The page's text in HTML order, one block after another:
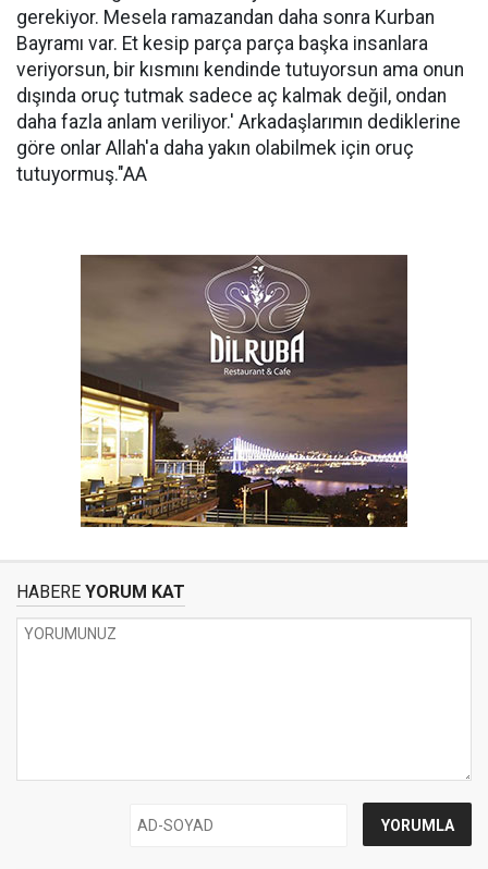
gerekiyor. Mesela ramazandan daha sonra Kurban
Bayramı var. Et kesip parça parça başka insanlara
veriyorsun, bir kısmını kendinde tutuyorsun ama onun
dışında oruç tutmak sadece aç kalmak değil, ondan
daha fazla anlam veriliyor.' Arkadaşlarımın dediklerine
göre onlar Allah'a daha yakın olabilmek için oruç
tutuyormuş."AA
HABERE YORUM KAT